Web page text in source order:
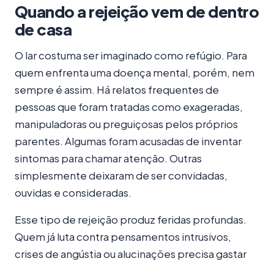
Quando a rejeição vem de dentro
de casa
O lar costuma ser imaginado como refúgio. Para
quem enfrenta uma doença mental, porém, nem
sempre é assim. Há relatos frequentes de
pessoas que foram tratadas como exageradas,
manipuladoras ou preguiçosas pelos próprios
parentes. Algumas foram acusadas de inventar
sintomas para chamar atenção. Outras
simplesmente deixaram de ser convidadas,
ouvidas e consideradas.
Esse tipo de rejeição produz feridas profundas.
Quem já luta contra pensamentos intrusivos,
crises de angústia ou alucinações precisa gastar